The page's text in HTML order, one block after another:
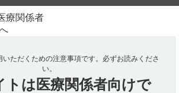
検索 Drug Information
ただくための注意事項です。 必ずお読みくださ
い。
トは 医療関係者向けで